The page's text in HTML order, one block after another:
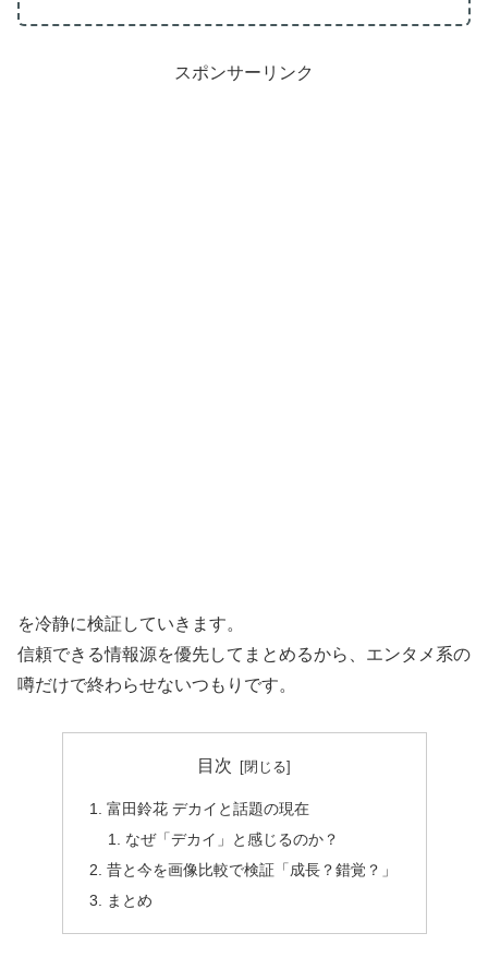
スポンサーリンク
を冷静に検証していきます。
信頼できる情報源を優先してまとめるから、エンタメ系の
噂だけで終わらせないつもりです。
目次
富田鈴花 デカイと話題の現在
なぜ「デカイ」と感じるのか？
昔と今を画像比較で検証「成長？錯覚？」
まとめ